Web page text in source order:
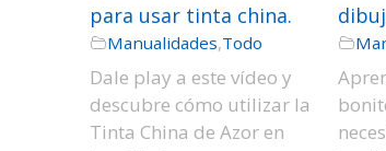
para usar tinta china.
Manualidades,Todo
Dale play a este vídeo y
descubre cómo utilizar la
Tinta China de Azor en